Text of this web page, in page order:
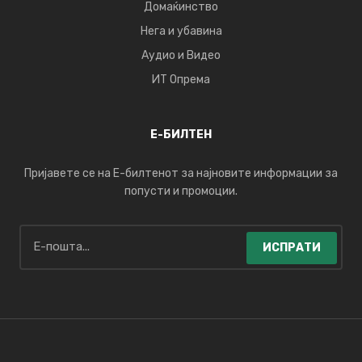
Домаќинство
Нега и убавина
Аудио и Видео
ИТ Опрема
Е-БИЛТЕН
Пријавете се на Е-билтенот за најновите информации за
попусти и промоции.
ИСПРАТИ